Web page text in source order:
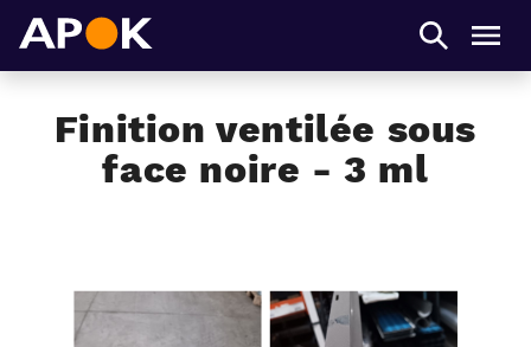
Finition ventilée sous
face noire - 3 ml